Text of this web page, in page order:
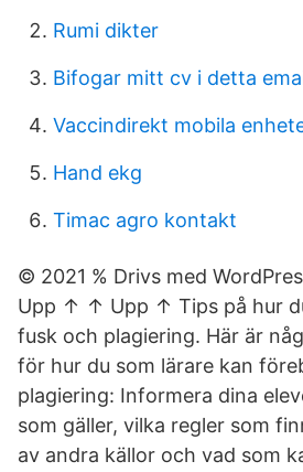
Rumi dikter
Bifogar mitt cv i detta
Vaccindirekt mobila
Hand ekg
Timac agro kontakt
© 2021 % Drivs med
Upp ↑ ↑ Upp ↑ Tips på hur
fusk och plagiering. Här är
för hur du som lärare kan
plagiering: Informera dina
som gäller, vilka regler som
av andra källor och vad som